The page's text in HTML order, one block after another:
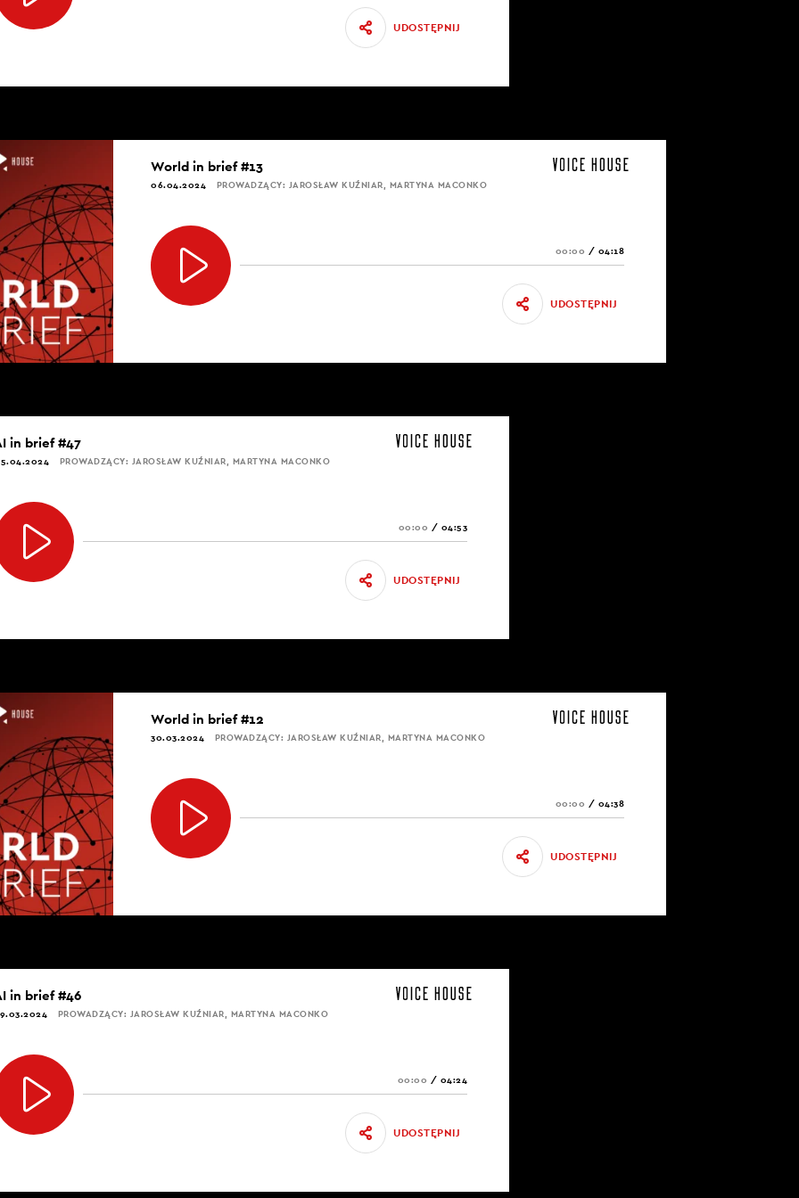
UDOSTĘPNIJ
World in brief #13
06.04.2024 PROWADZĄCY: JAROSŁAW KUŹNIAR, MARTYNA MACONKO
00:00 / 04:18
UDOSTĘPNIJ
in brief #47
PROWADZĄCY: JAROSŁAW KUŹNIAR, MARTYNA MACONKO
00:00 / 04:53
UDOSTĘPNIJ
World in brief #12
30.03.2024 PROWADZĄCY: JAROSŁAW KUŹNIAR, MARTYNA MACONKO
00:00 / 04:38
UDOSTĘPNIJ
in brief #46
PROWADZĄCY: JAROSŁAW KUŹNIAR, MARTYNA MACONKO
00:00 / 04:24
UDOSTĘPNIJ